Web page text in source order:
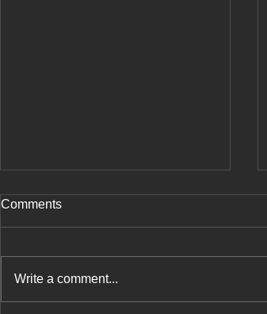
コラム⑧ 亭主を早死にさせ
を楽しむ権利が残されています。
生活習慣を点検して、下記の逆を
Comments
Write a comment...